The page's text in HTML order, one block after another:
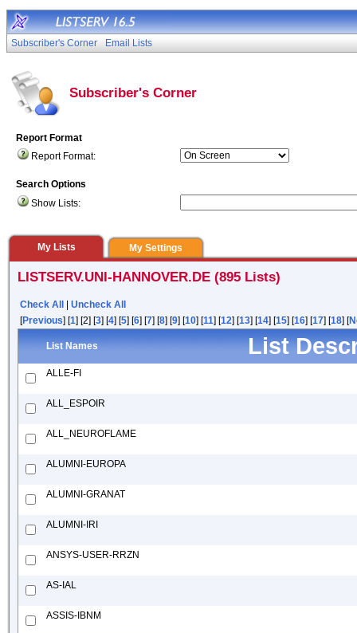
Subscriber's Corner Email Lists
Subscriber's Corner
Report Format
Report Format:
Search Options
Show Lists:
My Lists My Settings
LISTSERV.UNI-HANNOVER.DE (895 Lists)
Check All
Uncheck All
[Previous] [1] [2] [3] [4] [5] [6] [7] [8] [9] [10] [11] [12] [13] [14] [15] [16] [17] [18] [
List Names List
ALLE-FI
ALL_ESPOIR
ALL_NEUROFLAME
ALUMNI-EUROPA
ALUMNI-GRANAT
ALUMNI-IRI
ANSYS-USER-RRZN
AS-IAL
ASSIS-IBNM